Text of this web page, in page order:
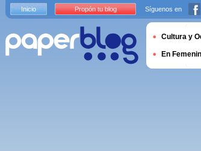
Inicio Propón tu blog Síguenos en
Cultura y
En